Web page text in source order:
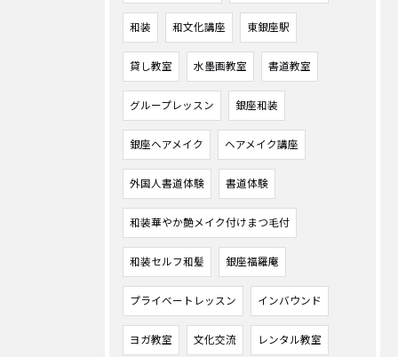
和装 和文化講座 東銀座駅
貸し教室 水墨画教室 書道教室
グループレッスン 銀座和装
銀座ヘアメイク ヘアメイク講座
外国人書道体験 書道体験
和装華やか艶メイク付けまつ毛付
和装セルフ和髪 銀座福羅庵
プライベートレッスン インバウンド
ヨガ教室 文化交流 レンタル教室